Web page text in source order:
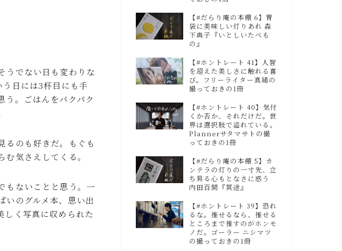
うでない日も変わりな
日には3杯目にも手
う。ごはんをパクパク
るのも好きだ。もぐも
気さえしてくる。
もないことと思う。一
いのグルメ本、思い出
しく写真に収められた
【#だらり庵の本棚 6】胃
袋に美味しい灯りあれ 森
下典子『いとしいたべも
の』
【#ホントレート 41】人智
を超えた美しさに触れる喜
び。フリーライター真緒の
撮っておきの1冊
【#ホントレート 40】気付
くか否か、それだけだ。世
界は選択肢で溢れている。
Plannerサタマサトの撮
っておきの1冊
【#だらり庵の本棚 5】カ
ンテラの灯りの一寸先、立
ち昇る心もとなさに惑う
内田百閒『冥途』
【#ホントレート 39】恐れ
るな。推せるなら、推せる
ところまで推すのがホンモ
ノだ。ゴーラー ニシマツ
の撮っておきの1冊